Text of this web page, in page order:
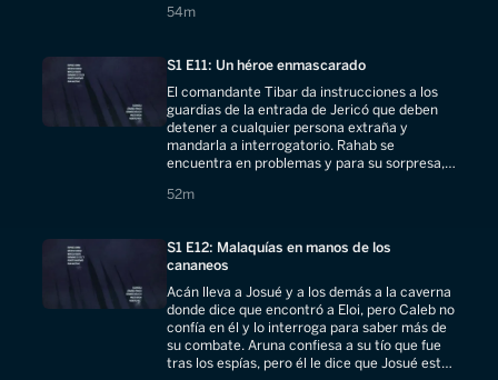
54m
54 minutes
S1 E11: Un héroe enmascarado
El comandante Tibar da instrucciones a los
guardias de la entrada de Jericó que deben
detener a cualquier persona extraña y
mandarla a interrogatorio. Rahab se
encuentra en problemas y para su sorpresa,
52m
52 minutes
S1 E12: Malaquías en manos de los
cananeos
Acán lleva a Josué y a los demás a la caverna
donde dice que encontró a Eloi, pero Caleb no
confía en él y lo interroga para saber más de
su combate. Aruna confiesa a su tío que fue
tras los espías, pero él le dice que Josué está